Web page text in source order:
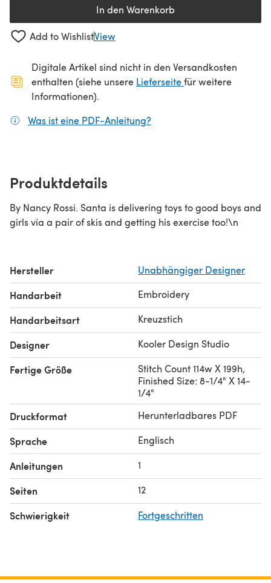
In den Warenkorb
Add to WishlistView
Digitale Artikel sind nicht in den Versandkosten
enthalten (siehe unsere Lieferseite(öffnet sich in
für weitere
Informationen).
Was ist eine PDF-Anleitung?
Produktdetails
By Nancy Rossi. Santa is delivering toys to good boys and
girls via a pair of skis and getting his exercise too!\n
Hersteller Unabhängiger Designer
Handarbeit Embroidery
Handarbeitsart Kreuzstich
Designer Kooler Design Studio
Fertige Größe
Stitch Count 114w X 199h,
Finished Size: 8-1/4" X 14-
1/4"
Druckformat Herunterladbares PDF
Sprache Englisch
Anleitungen 1
Seiten 12
Schwierigkeit Fortgeschritten